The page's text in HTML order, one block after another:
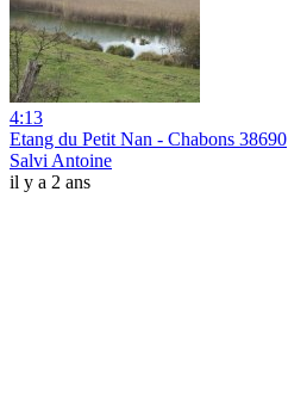
4:13
Etang du Petit Nan - Chabons 38690
Salvi Antoine
il y a 2 ans